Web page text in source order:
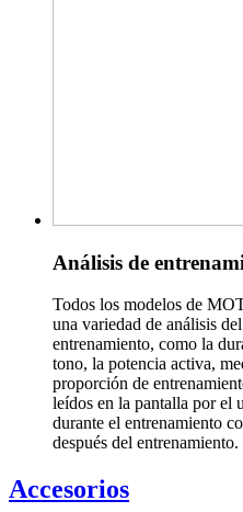
Análisis de
Todos los modelos de
una variedad de análisis
entrenamiento, como la
tono, la potencia activa,
proporción de
leídos en la pantalla por el
durante el entrenamiento
después del entrenamiento.
Accesorios